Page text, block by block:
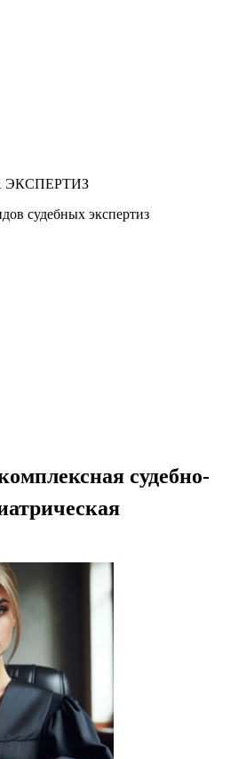
судебных экспертиз
судебно-